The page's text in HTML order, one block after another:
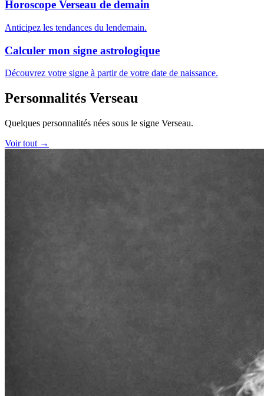
Horoscope Verseau de demain
Anticipez les tendances du lendemain.
Calculer mon signe astrologique
Découvrez votre signe à partir de votre date de naissance.
Personnalités Verseau
Quelques personnalités nées sous le signe Verseau.
Voir tout →